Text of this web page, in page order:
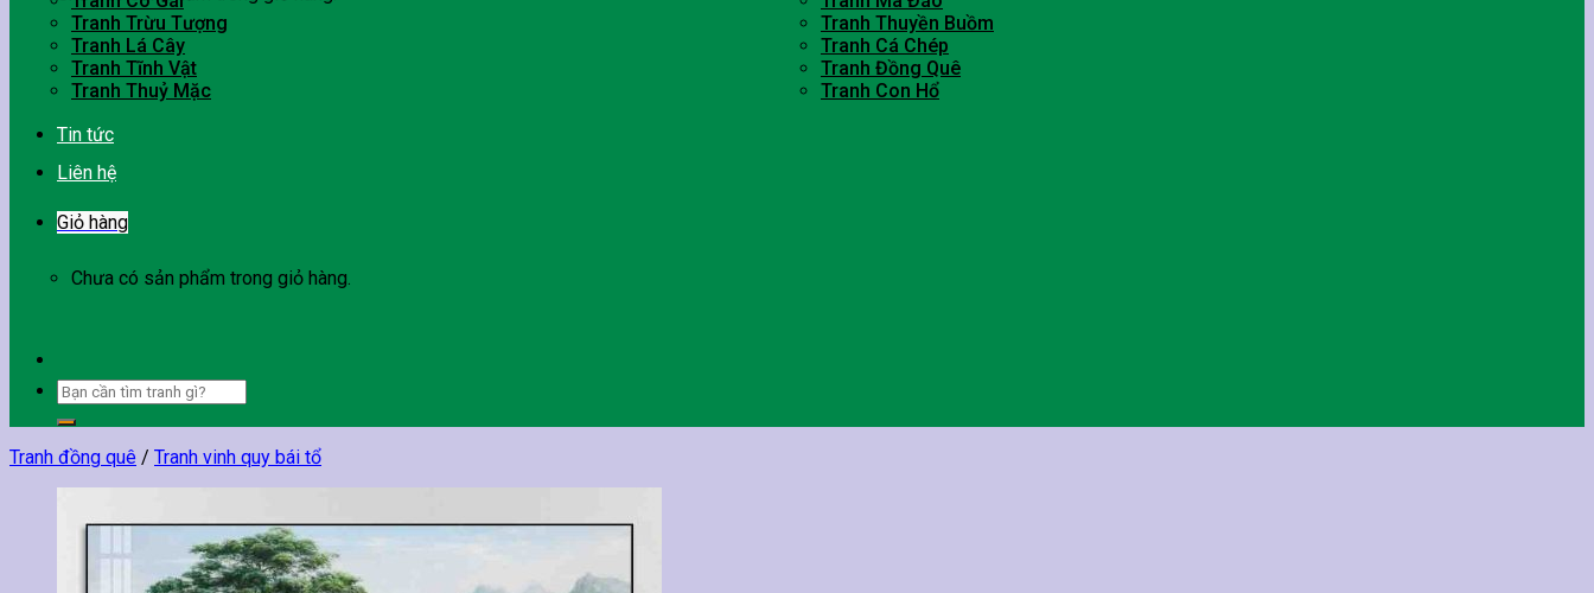
Tranh Trừu Tượng
Tranh Thuyền Buồm
Tranh Lá Cây
Tranh Cá Chép
Tranh Tĩnh Vật
Tranh Đồng Quê
Tranh Thuỷ Mặc
Tranh Con Hổ
Tin tức
Liên hệ
Giỏ hàng
Chưa có sản phẩm trong giỏ hàng.
Tìm
kiếm:
Tranh đồng quê / Tranh vinh quy bái tổ